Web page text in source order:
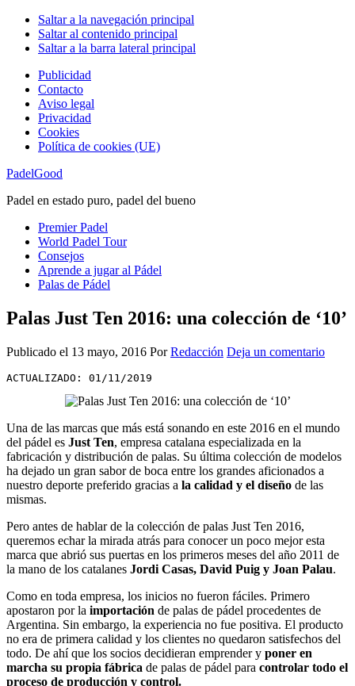
Saltar a la navegación principal
Saltar al contenido principal
Saltar a la barra lateral principal
Publicidad
Contacto
Aviso legal
Privacidad
Cookies
Política de cookies (UE)
PadelGood
Padel en estado puro, padel del bueno
Premier Padel
World Padel Tour
Consejos
Aprende a jugar al Pádel
Palas de Pádel
Palas Just Ten 2016: una colección de ‘10’
Publicado el 13 mayo, 2016 PorRedacción Deja un comentario
ACTUALIZADO: 01/11/2019
Una de las marcas que más está sonando en este 2016 en el mundo
del pádel es Just Ten, empresa catalana especializada en la
fabricación y distribución de palas. Su última colección de modelos
ha dejado un gran sabor de boca entre los grandes aficionados a
nuestro deporte preferido gracias a la calidad y el diseño de las
mismas.
Pero antes de hablar de la colección de palas Just Ten 2016,
queremos echar la mirada atrás para conocer un poco mejor esta
marca que abrió sus puertas en los primeros meses del año 2011 de
la mano de los catalanes Jordi Casas, David Puig y Joan Palau.
Como en toda empresa, los inicios no fueron fáciles. Primero
apostaron por la importación de palas de pádel procedentes de
Argentina. Sin embargo, la experiencia no fue positiva. El producto
no era de primera calidad y los clientes no quedaron satisfechos del
todo. De ahí que los socios decidieran emprender y poner en
marcha su propia fábrica de palas de pádel para controlar todo el
proceso de producción y control.